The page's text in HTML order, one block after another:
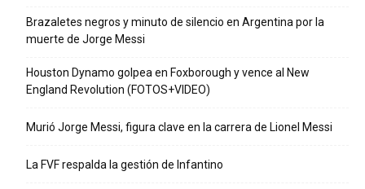
Brazaletes negros y minuto de silencio en Argentina por la
muerte de Jorge Messi
Houston Dynamo golpea en Foxborough y vence al New
England Revolution (FOTOS+VIDEO)
Murió Jorge Messi, figura clave en la carrera de Lionel Messi
La FVF respalda la gestión de Infantino